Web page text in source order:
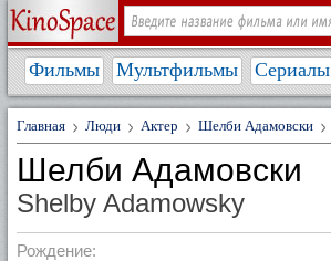
Фильмы Мультфильмы Сериалы
Главная Люди Актер Шелби Адамовски
Шелби Адамовски
Shelby Adamowsky
Рождение: